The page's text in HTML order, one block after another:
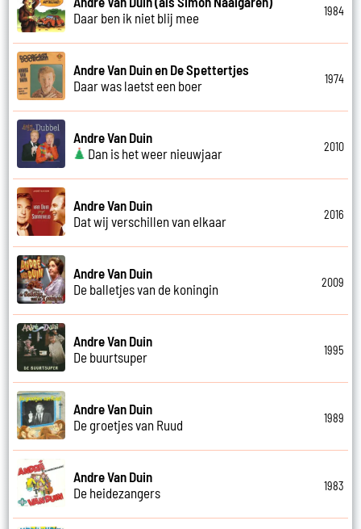
Daar ben ik niet blij mee
1984
Andre Van Duin en De Spettertjes
Daar was laetst een boer
1974
Andre Van Duin
Dan is het weer nieuwjaar
2010
Andre Van Duin
Dat wij verschillen van elkaar
2016
Andre Van Duin
De balletjes van de koningin
2009
Andre Van Duin
De buurtsuper
1995
Andre Van Duin
De groetjes van Ruud
1989
Andre Van Duin
De heidezangers
1983